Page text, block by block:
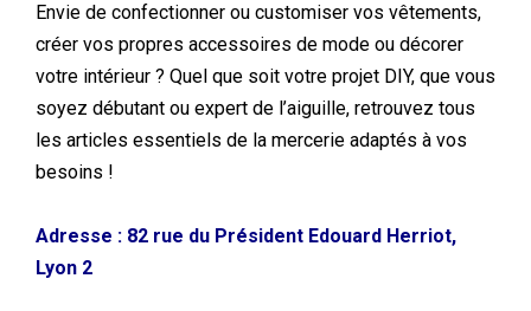
Envie de confectionner ou customiser vos vêtements,
créer vos propres accessoires de mode ou décorer
votre intérieur ? Quel que soit votre projet DIY, que vous
soyez débutant ou expert de l’aiguille, retrouvez tous
les articles essentiels de la mercerie adaptés à vos
besoins !
Adresse : 82 rue du Président Edouard Herriot,
Lyon 2